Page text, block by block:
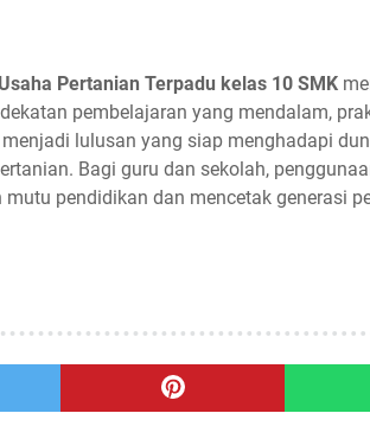
Pertanian Terpadu kelas 10 SMK
pembelajaran yang mendalam,
lulusan yang siap menghadapi
Bagi guru dan sekolah,
pendidikan dan mencetak generasi